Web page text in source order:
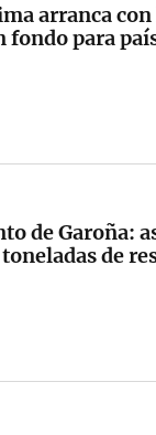
arranca con
fondo para
de Garoña:
de